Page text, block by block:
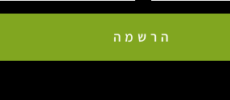
הרשמה